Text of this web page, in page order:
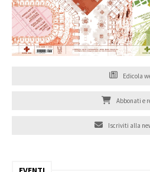
Edicola
Abbonati e
Iscriviti alla